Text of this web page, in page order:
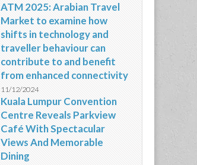
ATM 2025: Arabian Travel
Market to examine how
shifts in technology and
traveller behaviour can
contribute to and benefit
from enhanced connectivity
11/12/2024
Kuala Lumpur Convention
Centre Reveals Parkview
Café With Spectacular
Views And Memorable
Dining